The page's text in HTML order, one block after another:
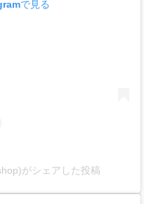
で見る
がシェアした投稿